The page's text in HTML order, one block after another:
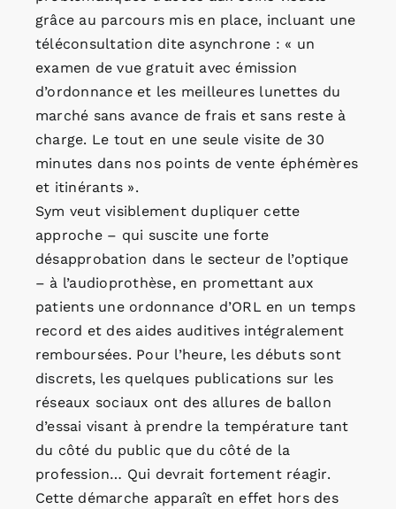
grâce au parcours mis en place, incluant une
téléconsultation dite asynchrone : « un
examen de vue gratuit avec émission
d’ordonnance et les meilleures lunettes du
marché sans avance de frais et sans reste à
charge. Le tout en une seule visite de 30
minutes dans nos points de vente éphémères
et itinérants ».
Sym veut visiblement dupliquer cette
approche – qui suscite une forte
désapprobation dans le secteur de l’optique
– à l’audioprothèse, en promettant aux
patients une ordonnance d’ORL en un temps
record et des aides auditives intégralement
remboursées. Pour l’heure, les débuts sont
discrets, les quelques publications sur les
réseaux sociaux ont des allures de ballon
d’essai visant à prendre la température tant
du côté du public que du côté de la
profession… Qui devrait fortement réagir.
Cette démarche apparaît en effet hors des